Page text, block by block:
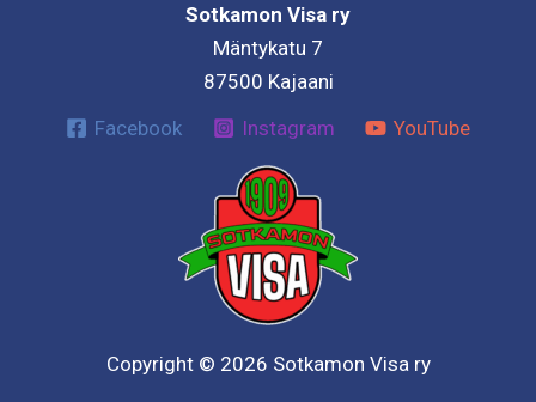
Sotkamon Visa ry
Mäntykatu 7
87500 Kajaani
Facebook
Instagram YouTube
Copyright © 2026 Sotkamon Visa ry